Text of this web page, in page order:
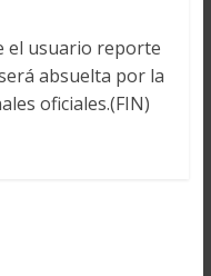
el usuario reporte
absuelta por la
oficiales.(FIN)